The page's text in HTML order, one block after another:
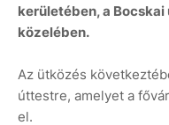
kerületében, a
közelében.
Az ütközés
úttestre, amelyet a
el.